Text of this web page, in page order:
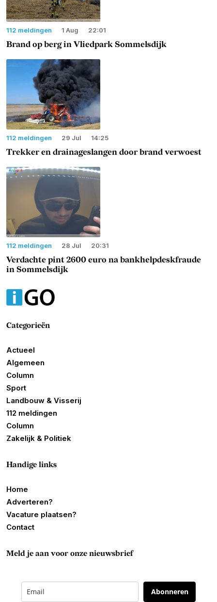
112 meldingen 1 Aug 22:01
Brand op berg in Vliedpark Sommelsdijk
112 meldingen 29 Jul 14:25
Trekker en drainageslangen door brand verwoest
112 meldingen 28 Jul 20:31
Verdachte pint 2600 euro na bankhelpdeskfraude
in Sommelsdijk
Categorieën
Actueel
Algemeen
Column
Sport
Landbouw & Visserij
112 meldingen
Column
Zakelijk & Politiek
Handige links
Home
Adverteren?
Vacature plaatsen?
Contact
Meld je aan voor onze nieuwsbrief
Abonneren